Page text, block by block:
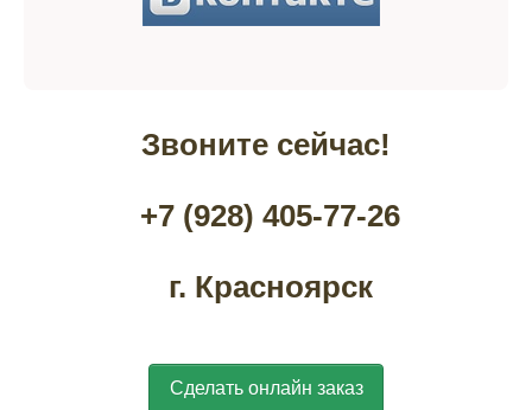
Звоните сейчас!
+7 (928) 405-77-26
г. Красноярск
Сделать онлайн заказ